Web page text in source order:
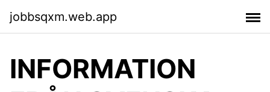
jobbsqxm.web.app
INFORMATION